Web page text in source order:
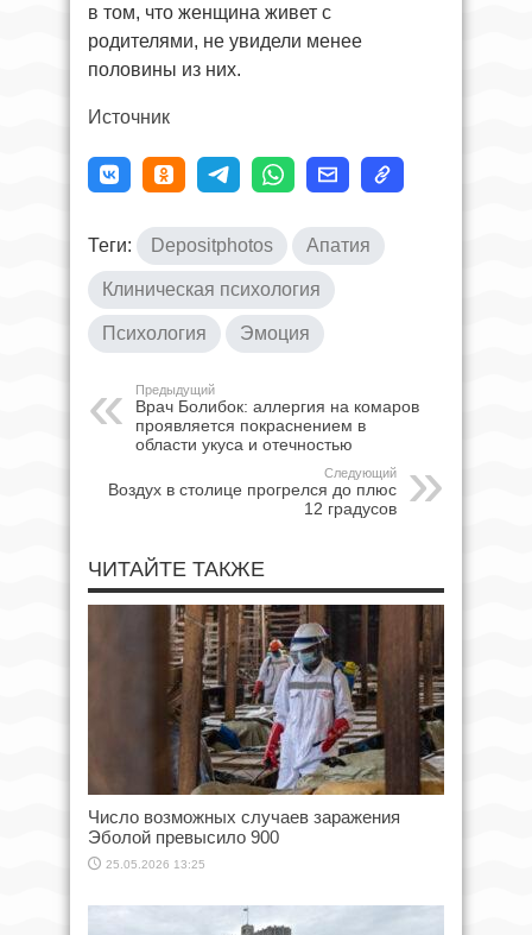
в том, что женщина живет с
родителями, не увидели менее
половины из них.
Источник
Теги: Depositphotos Апатия
Клиническая психология
Психология Эмоция
Предыдущий
Врач Болибок: аллергия на комаров
проявляется покраснением в
области укуса и отечностью
Следующий
Воздух в столице прогрелся до плюс
12 градусов
ЧИТАЙТЕ ТАКЖЕ
Число возможных случаев заражения
Эболой превысило 900
25.05.2026 13:25